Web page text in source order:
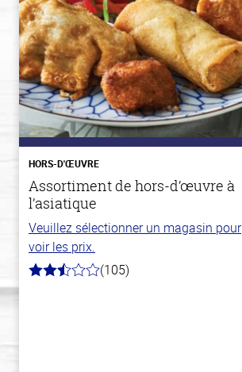
HORS-D'ŒUVRE
Assortiment de hors-d’œuvre à
l’asiatique
Veuillez sélectionner un magasin pour
voir les prix.
2.9
(105)